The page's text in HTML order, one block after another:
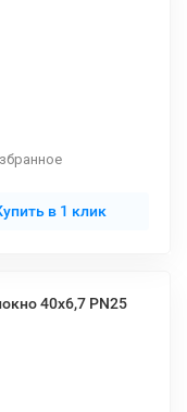
в 1 клик
40х6,7 PN25